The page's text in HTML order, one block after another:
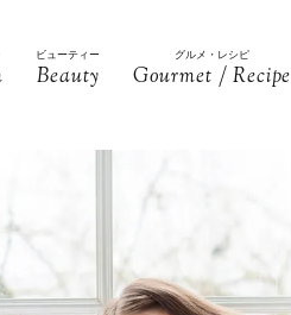
ビューティー
Beauty
グルメ・レシピ
Gourmet / Recipe